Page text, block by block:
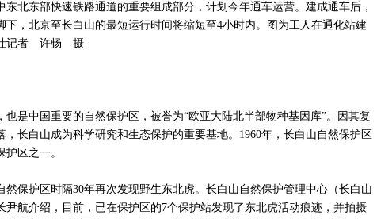
北东部快速铁路通道的重要组成部分，计划今年通车运营。建成通车后，
下，北京至长白山的最短运行时间将缩短至4小时内。图为工人在通化站建
记者 许畅 摄
是中国重要的自然保护区，被誉为“欧亚大陆北半部物种基因库”。因其复
长白山成为科学研究和生态保护的重要基地。1960年，长白山自然保护区
区之一。
然保护区时隔30年再次发现野生东北虎。长白山自然保护管理中心（长白山
尹航介绍，目前，已在保护区的7个保护站发现了东北虎活动痕迹，并拍摄